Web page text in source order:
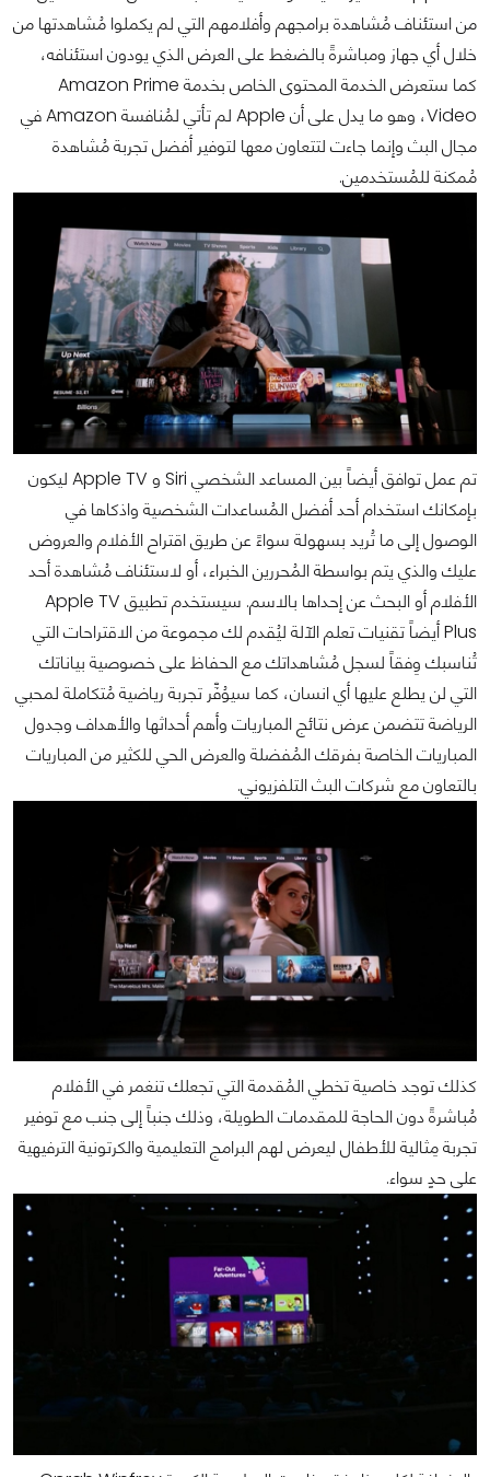
من استئناف مُشاهدة برامجهم وأفلامهم التي لم يكملوا مُشاهدتها من
خلال أي جهاز ومباشرةً بالضغط على العرض الذي يودون استئنافه،
كما ستعرض الخدمة المحتوى الخاص بخدمة Amazon Prime
Video، وهو ما يدل على أن Apple لم تأتي لمُنافسة Amazon في
مجال البث وإنما جاءت لتتعاون معها لتوفير أفضل تجربة مُشاهدة
مُمكنة للمُستخدمين.
تم عمل توافق أيضاً بين المساعد الشخصي Siri و Apple TV ليكون
بإمكانك استخدام أحد أفضل المُساعدات الشخصية واذكاها في
الوصول إلى ما تُريد بسهولة سواءً عن طريق اقتراح الأفلام والعروض
عليك والذي يتم بواسطة المُحررين الخبراء، أو لاستئناف مُشاهدة أحد
الأفلام أو البحث عن إحداها بالاسم. سيستخدم تطبيق Apple TV
Plus أيضاً تقنيات تعلم الآلة ليُقدم لك مجموعة من الاقتراحات التي
تُناسبك وِفقاً لسجل مُشاهداتك مع الحفاظ على خصوصية بياناتك
التي لن يطلع عليها أي انسان، كما سيوُفِّر تجربة رياضية مُتكاملة لمحبي
الرياضة تتضمن عرض نتائج المباريات وأهم أحداثها والأهداف وجدول
المباريات الخاصة بفرقك المُفضلة والعرض الحي للكثير من المباريات
بالتعاون مع شركات البث التلفزيوني.
كذلك توجد خاصية تخطي المُقدمة التي تجعلك تنغمر في الأفلام
مُباشرةً دون الحاجة للمقدمات الطويلة، وذلك جنباً إلى جنب مع توفير
تجربة مِثالية للأطفال ليعرض لهم البرامج التعليمية والكرتونية الترفيهية
على حدٍ سواء.